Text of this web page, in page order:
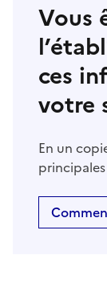
Vous
ces
votre
En un